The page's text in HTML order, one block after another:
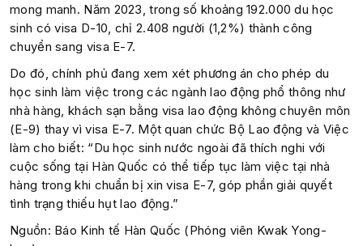
mong manh. Năm 2023, trong số khoảng 192.000 du học
sinh có visa D-10, chỉ 2.408 người (1,2%) thành công
chuyển sang visa E-7.
Do đó, chính phủ đang xem xét phương án cho phép du
học sinh làm việc trong các ngành lao động phổ thông như
nhà hàng, khách sạn bằng visa lao động không chuyên môn
(E-9) thay vì visa E-7. Một quan chức Bộ Lao động và Việc
làm cho biết: “Du học sinh nước ngoài đã thích nghi với
cuộc sống tại Hàn Quốc có thể tiếp tục làm việc tại nhà
hàng trong khi chuẩn bị xin visa E-7, góp phần giải quyết
tình trạng thiếu hụt lao động.”
Nguồn: Báo Kinh tế Hàn Quốc (Phóng viên Kwak Yong-